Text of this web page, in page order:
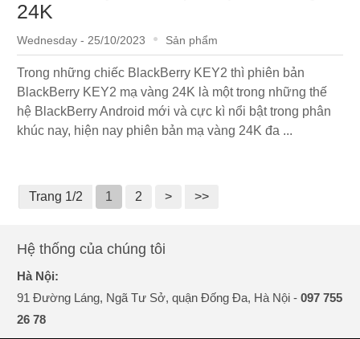
24K
Wednesday - 25/10/2023 Sản phẩm
Trong những chiếc BlackBerry KEY2 thì phiên bản
BlackBerry KEY2 mạ vàng 24K là một trong những thế
hệ BlackBerry Android mới và cực kì nổi bật trong phân
khúc nay, hiện nay phiên bản mạ vàng 24K đa ...
Trang 1/2 1 2 > >>
Hệ thống của chúng tôi
Hà Nội:
91 Đường Láng, Ngã Tư Sở, quận Đống Đa, Hà Nội -097 755
26 78